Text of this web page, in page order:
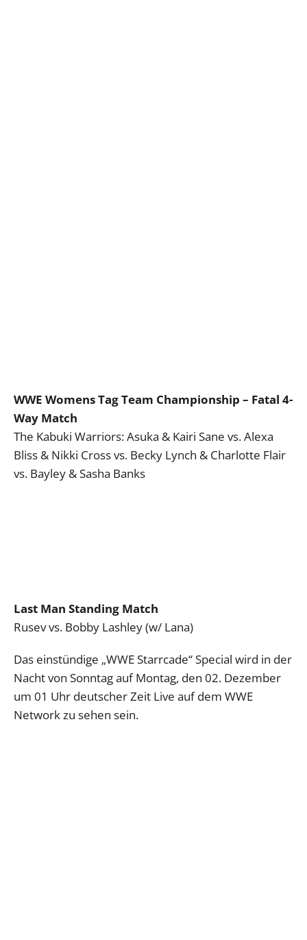
WWE Womens Tag Team Championship – Fatal 4-
Way Match
The Kabuki Warriors: Asuka & Kairi Sane vs. Alexa
Bliss & Nikki Cross vs. Becky Lynch & Charlotte Flair
vs. Bayley & Sasha Banks
Last Man Standing Match
Rusev vs. Bobby Lashley (w/ Lana)
Das einstündige „WWE Starrcade“ Special wird in der
Nacht von Sonntag auf Montag, den 02. Dezember
um 01 Uhr deutscher Zeit Live auf dem WWE
Network zu sehen sein.